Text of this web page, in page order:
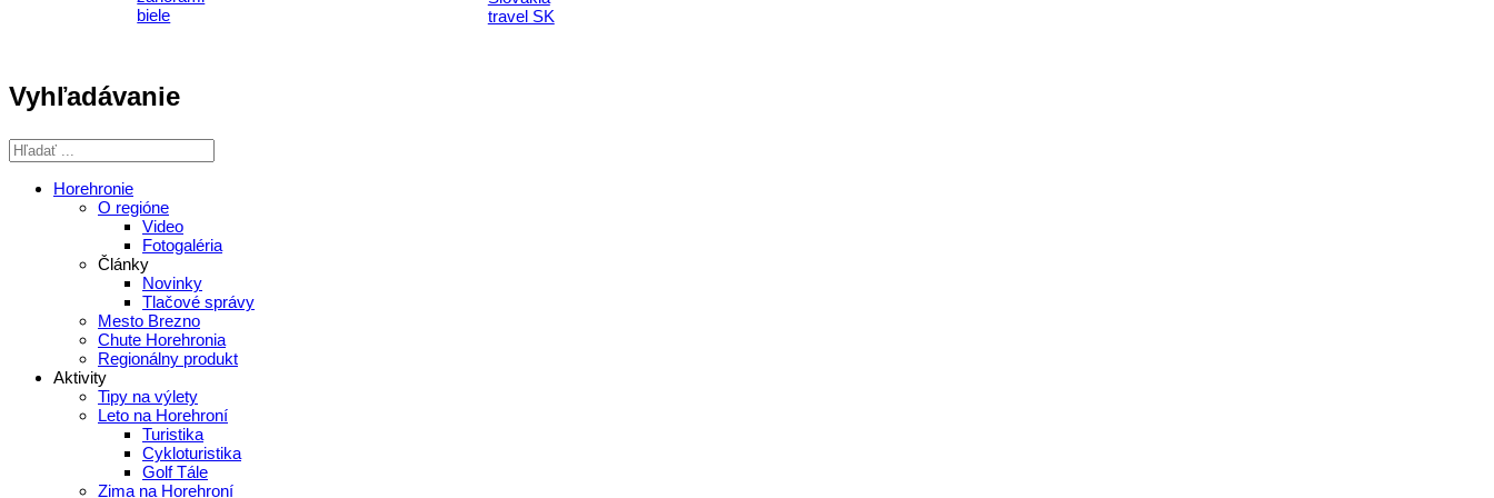
Vyhľadávanie
Horehronie
O regióne
Video
Fotogaléria
Články
Novinky
Tlačové správy
Mesto Brezno
Chute Horehronia
Regionálny produkt
Aktivity
Tipy na výlety
Leto na Horehroní
Turistika
Cykloturistika
Golf Tále
Zima na Horehroní